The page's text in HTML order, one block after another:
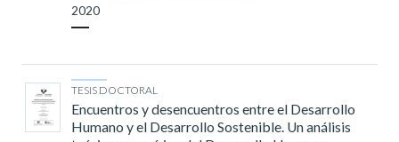
2020
TESIS DOCTORAL
Encuentros y desencuentros entre el Desarrollo
Humano y el Desarrollo Sostenible. Un análisis